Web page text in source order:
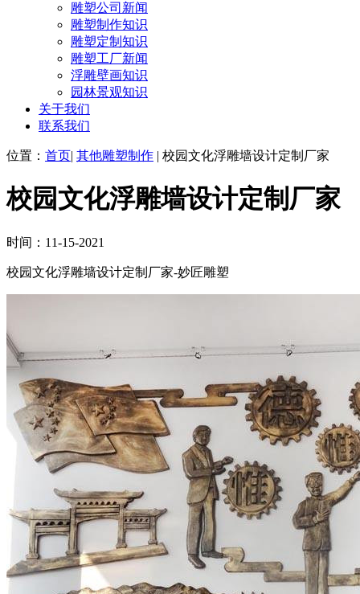
雕塑公司新闻
雕塑制作知识
雕塑定制知识
雕塑工厂新闻
浮雕壁画知识
园林景观知识
关于我们
联系我们
位置： 首页| 其他雕塑制作 | 校园文化浮雕墙设计定制厂家
校园文化浮雕墙设计定制厂家
时间：11-15-2021
校园文化浮雕墙设计定制厂家-妙匠雕塑